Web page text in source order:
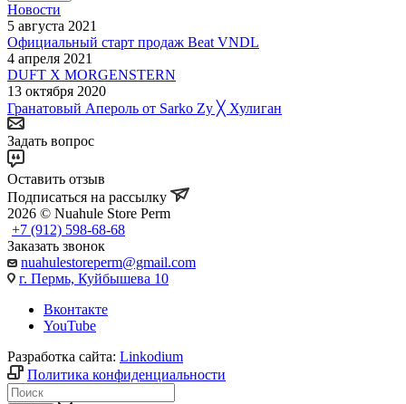
Новости
5 августа 2021
Официальный старт продаж Beat VNDL
4 апреля 2021
DUFT X MORGENSTERN
13 октября 2020
Гранатовый Апероль от Sarko Zy ╳ Хулиган
Задать вопрос
Оставить отзыв
Подписаться на рассылку
2026 © Nuahule Store Perm
+7 (912) 598-68-68
Заказать звонок
nuahulestoreperm@gmail.com
г. Пермь, Куйбышева 10
Вконтакте
YouTube
Разработка сайта: Linkodium
Политика конфиденциальности